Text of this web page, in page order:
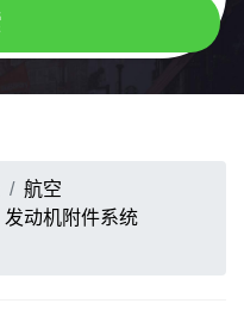
航空
发动机附件系统